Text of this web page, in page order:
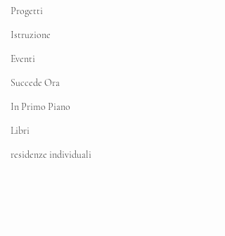
Progetti
Istruzione
Eventi
Succede Ora
In Primo Piano
Libri
residenze individuali